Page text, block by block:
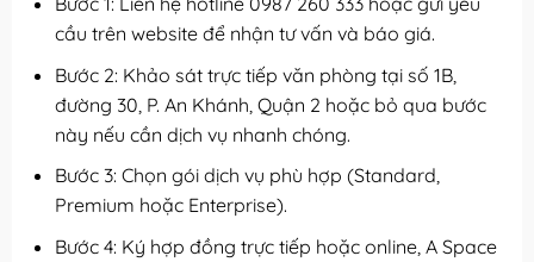
cầu trên website để nhận tư vấn và báo giá.
Bước 2: Khảo sát trực tiếp văn phòng tại số 1B,
đường 30, P. An Khánh, Quận 2 hoặc bỏ qua bước
này nếu cần dịch vụ nhanh chóng.
Bước 3: Chọn gói dịch vụ phù hợp (Standard,
Premium hoặc Enterprise).
Bước 4: Ký hợp đồng trực tiếp hoặc online, A Space